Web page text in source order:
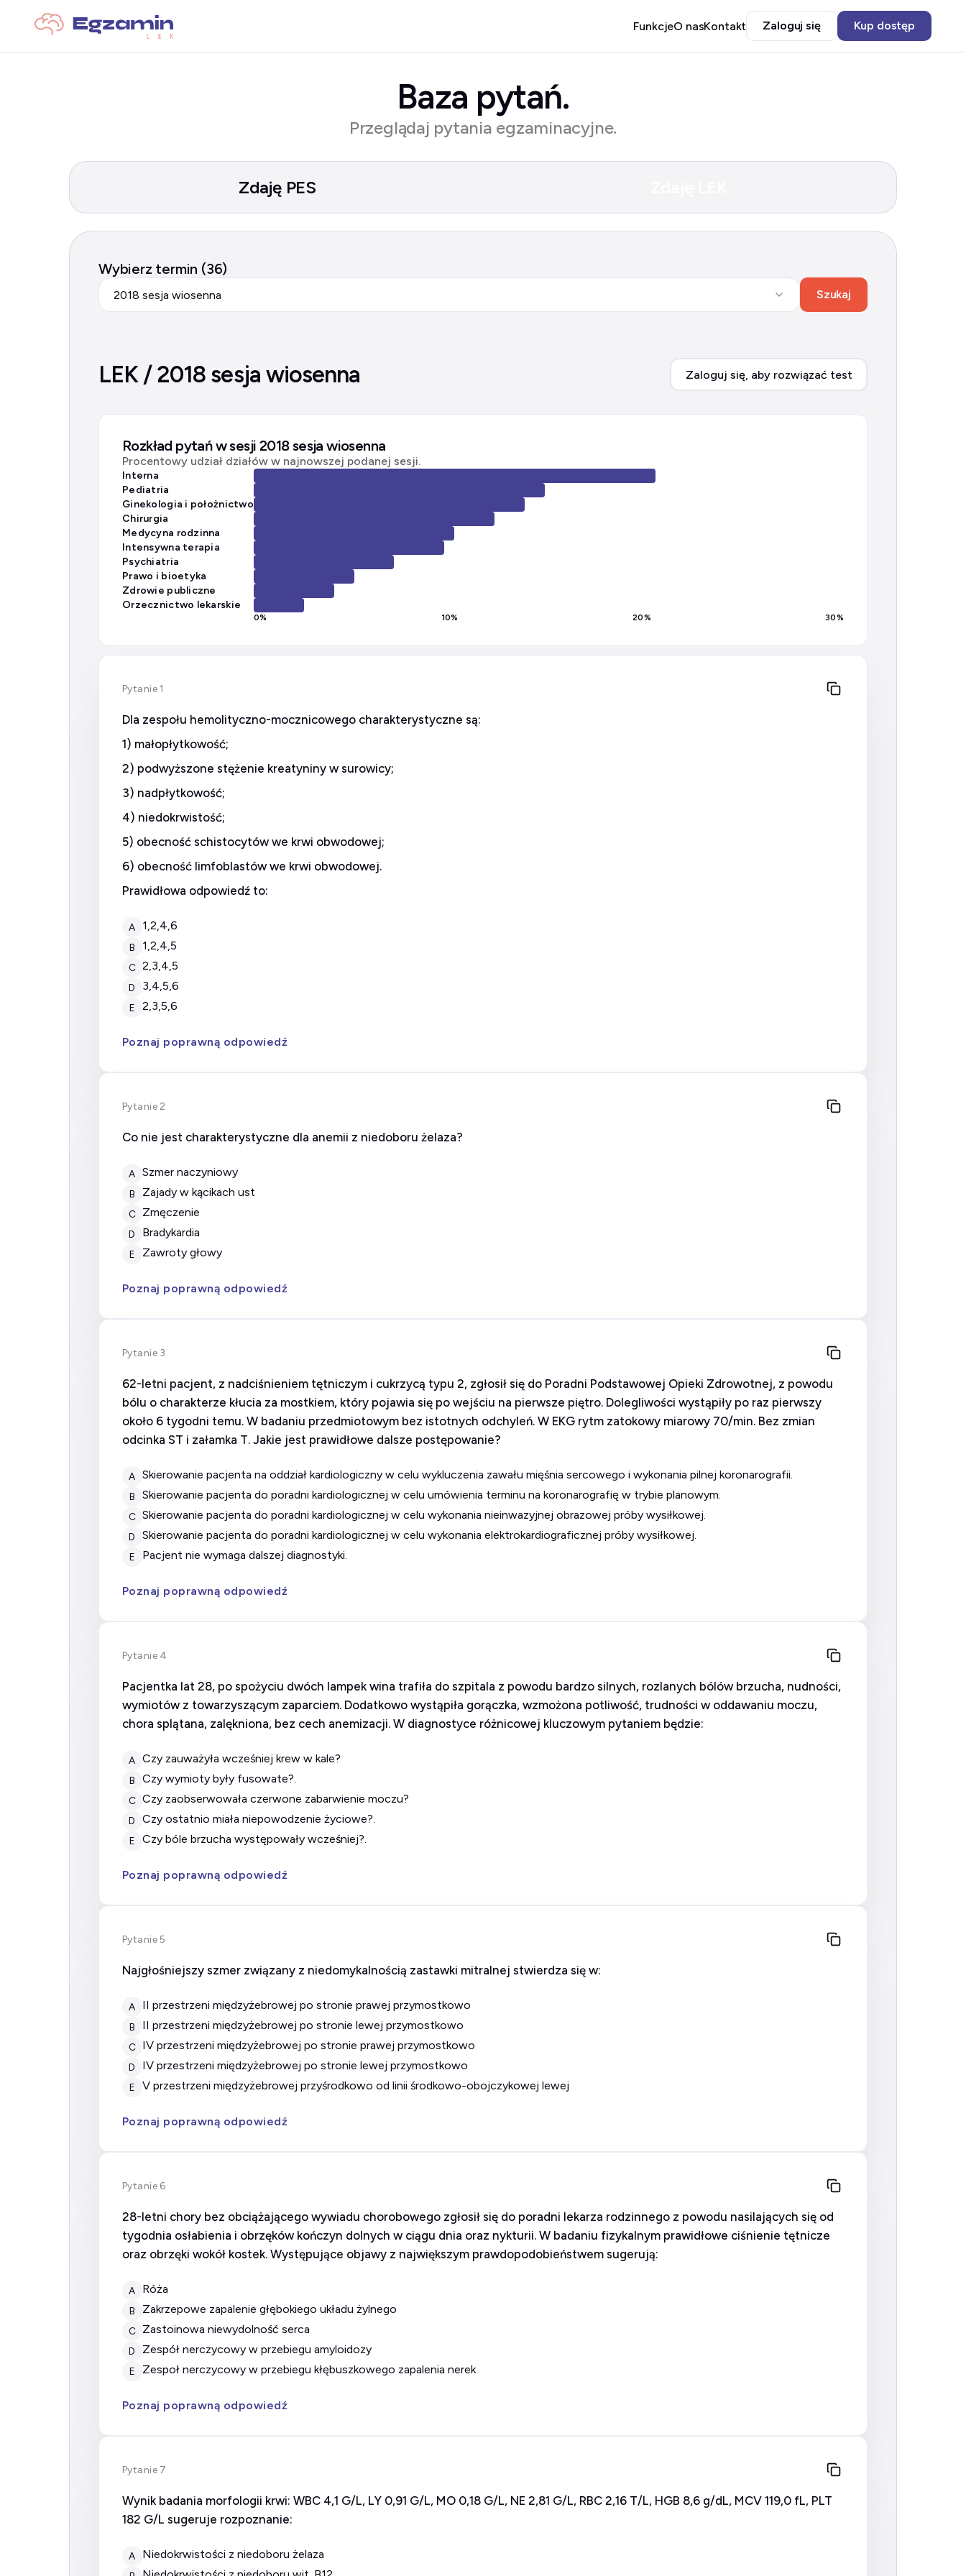
FunkcjeO nasKontakt Zaloguj się Kup dostęp
Baza pytań.
Przeglądaj pytania egzaminacyjne.
Zdaję PES
Wybierz termin (36)
2018 sesja wiosenna Szukaj
LEK / 2018 sesja wiosenna Zaloguj się, aby rozwiązać test
Rozkład pytań w sesji 2018 sesja wiosenna
Procentowy udział działów w najnowszej podanej sesji.
Interna
Pediatria
Ginekologia i położnictwo
Chirurgia
Medycyna rodzinna
Intensywna terapia
Psychiatria
Prawo i bioetyka
Zdrowie publiczne
Orzecznictwo lekarskie
0% 10% 20% 30%
Pytanie 1
Dla zespołu hemolityczno-mocznicowego charakterystyczne są:
1) małopłytkowość;
2) podwyższone stężenie kreatyniny w surowicy;
3) nadpłytkowość;
4) niedokrwistość;
5) obecność schistocytów we krwi obwodowej;
6) obecność limfoblastów we krwi obwodowej.
Prawidłowa odpowiedź to:
A 1,2,4,6
B 1,2,4,5
C 2,3,4,5
D 3,4,5,6
E 2,3,5,6
Poznaj poprawną odpowiedź
Pytanie 2
Co nie jest charakterystyczne dla anemii z niedoboru żelaza?
A Szmer naczyniowy
B Zajady w kącikach ust
C Zmęczenie
D Bradykardia
E Zawroty głowy
Poznaj poprawną odpowiedź
Pytanie 3
62-letni pacjent, z nadciśnieniem tętniczym i cukrzycą typu 2, zgłosił się do Poradni Podstawowej Opieki Zdrowotnej, z powodu
bólu o charakterze kłucia za mostkiem, który pojawia się po wejściu na pierwsze piętro. Dolegliwości wystąpiły po raz pierwszy
około 6 tygodni temu. W badaniu przedmiotowym bez istotnych odchyleń. W EKG rytm zatokowy miarowy 70/min. Bez zmian
odcinka ST i załamka T. Jakie jest prawidłowe dalsze postępowanie?
A Skierowanie pacjenta na oddział kardiologiczny w celu wykluczenia zawału mięśnia sercowego i wykonania pilnej koronarografii.
B Skierowanie pacjenta do poradni kardiologicznej w celu umówienia terminu na koronarografię w trybie planowym.
C Skierowanie pacjenta do poradni kardiologicznej w celu wykonania nieinwazyjnej obrazowej próby wysiłkowej.
D Skierowanie pacjenta do poradni kardiologicznej w celu wykonania elektrokardiograficznej próby wysiłkowej.
E Pacjent nie wymaga dalszej diagnostyki.
Poznaj poprawną odpowiedź
Pytanie 4
Pacjentka lat 28, po spożyciu dwóch lampek wina trafiła do szpitala z powodu bardzo silnych, rozlanych bólów brzucha, nudności,
wymiotów z towarzyszącym zaparciem. Dodatkowo wystąpiła gorączka, wzmożona potliwość, trudności w oddawaniu moczu,
chora splątana, zalękniona, bez cech anemizacji. W diagnostyce różnicowej kluczowym pytaniem będzie:
A Czy zauważyła wcześniej krew w kale?
B Czy wymioty były fusowate?.
C Czy zaobserwowała czerwone zabarwienie moczu?
D Czy ostatnio miała niepowodzenie życiowe?.
E Czy bóle brzucha występowały wcześniej?.
Poznaj poprawną odpowiedź
Pytanie 5
Najgłośniejszy szmer związany z niedomykalnością zastawki mitralnej stwierdza się w:
A II przestrzeni międzyżebrowej po stronie prawej przymostkowo
B II przestrzeni międzyżebrowej po stronie lewej przymostkowo
C IV przestrzeni międzyżebrowej po stronie prawej przymostkowo
D IV przestrzeni międzyżebrowej po stronie lewej przymostkowo
E V przestrzeni międzyżebrowej przyśrodkowo od linii środkowo-obojczykowej lewej
Poznaj poprawną odpowiedź
Pytanie 6
28-letni chory bez obciążającego wywiadu chorobowego zgłosił się do poradni lekarza rodzinnego z powodu nasilających się od
tygodnia osłabienia i obrzęków kończyn dolnych w ciągu dnia oraz nykturii. W badaniu fizykalnym prawidłowe ciśnienie tętnicze
oraz obrzęki wokół kostek. Występujące objawy z największym prawdopodobieństwem sugerują:
A róża
B zakrzepowe zapalenie głębokiego układu żylnego
C zastoinowa niewydolność serca
D zespół nerczycowy w przebiegu amyloidozy
E zespoł nerczycowy w przebiegu kłębuszkowego zapalenia nerek
Poznaj poprawną odpowiedź
Pytanie 7
Wynik badania morfologii krwi: WBC 4,1 G/L, LY 0,91 G/L, MO 0,18 G/L, NE 2,81 G/L, RBC 2,16 T/L, HGB 8,6 g/dL, MCV 119,0 fL, PLT
182 G/L sugeruje rozpoznanie:
A Niedokrwistości z niedoboru żelaza